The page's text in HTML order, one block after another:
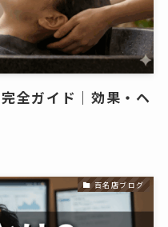
全ガイド｜効果・ヘ
百名店ブログ